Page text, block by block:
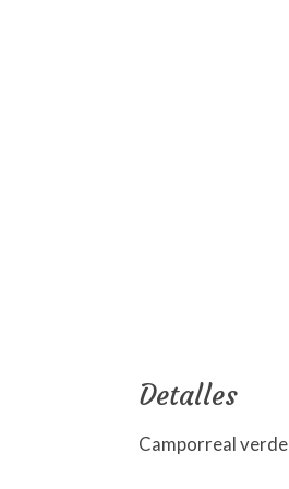
Detalles
Camporreal verde